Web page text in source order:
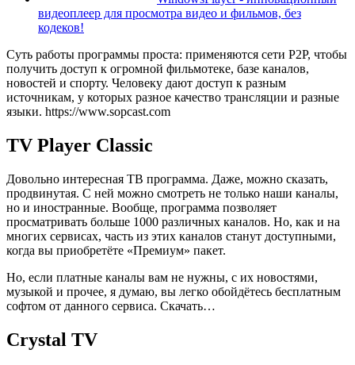
видеоплеер для просмотра видео и фильмов, без
кодеков!
Суть работы программы проста: применяются сети Р2Р, чтобы
получить доступ к огромной фильмотеке, базе каналов,
новостей и спорту. Человеку дают доступ к разным
источникам, у которых разное качество трансляции и разные
языки. https://www.sopcast.com
TV Player Classic
Довольно интересная ТВ программа. Даже, можно сказать,
продвинутая. С ней можно смотреть не только наши каналы,
но и иностранные. Вообще, программа позволяет
просматривать больше 1000 различных каналов. Но, как и на
многих сервисах, часть из этих каналов станут доступными,
когда вы приобретёте «Премиум» пакет.
Но, если платные каналы вам не нужны, с их новостями,
музыкой и прочее, я думаю, вы легко обойдётесь бесплатным
софтом от данного сервиса. Скачать…
Crystal TV